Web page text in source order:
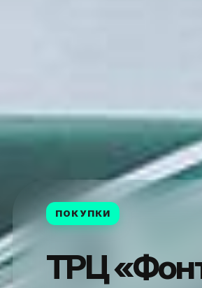
ПОКУПКИ
ТРЦ